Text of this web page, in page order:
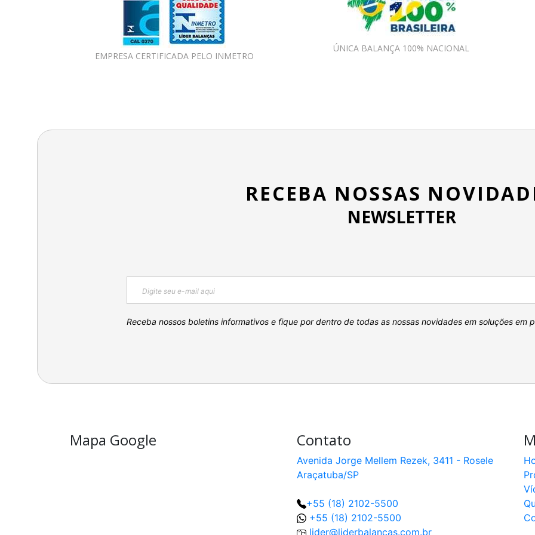
EMPRESA CERTIFICADA PELO INMETRO
ÚNICA BALANÇA 100% NACIONAL
RECEBA NOSSAS
NEWSLETTER
Receba nossos boletins informativos e fique por dentro de todas as nossas novidades em soluções em
Mapa Google Contato
Avenida Jorge Mellem Rezek, 3411 - Rosele
Araçatuba/SP
+55 (18) 2102-5500
+55 (18) 2102-5500
lider@liderbalancas.com.br